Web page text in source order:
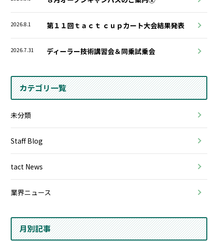
2026.8.1 第１１回ｔａｃｔ ｃｕｐカート大会結果発表
2026.7.31 ディーラー技術講習会＆同乗試乗会
カテゴリ一覧
未分類
Staff Blog
tact News
業界ニュース
月別記事